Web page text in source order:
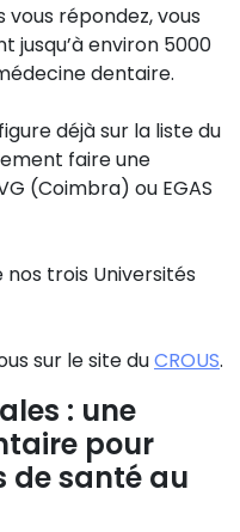
vous répondez, vous
jusqu’à environ 5000
dentaire.
déjà sur la liste du
faire une
(Coimbra) ou EGAS
nos trois Universités
sur le site duCROUS.
: une
pour
de santé au